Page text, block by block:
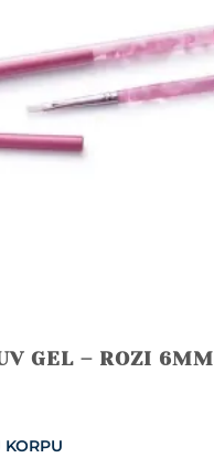
GEL – ROZI 6MM